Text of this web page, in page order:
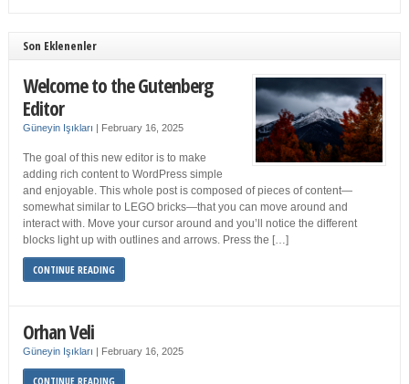
Son Eklenenler
Welcome to the Gutenberg
Editor
Güneyin Işıkları | February 16, 2025
The goal of this new editor is to make
adding rich content to WordPress simple
and enjoyable. This whole post is composed of pieces of content—
somewhat similar to LEGO bricks—that you can move around and
interact with. Move your cursor around and you’ll notice the different
blocks light up with outlines and arrows. Press the […]
CONTINUE READING
Orhan Veli
Güneyin Işıkları | February 16, 2025
CONTINUE READING